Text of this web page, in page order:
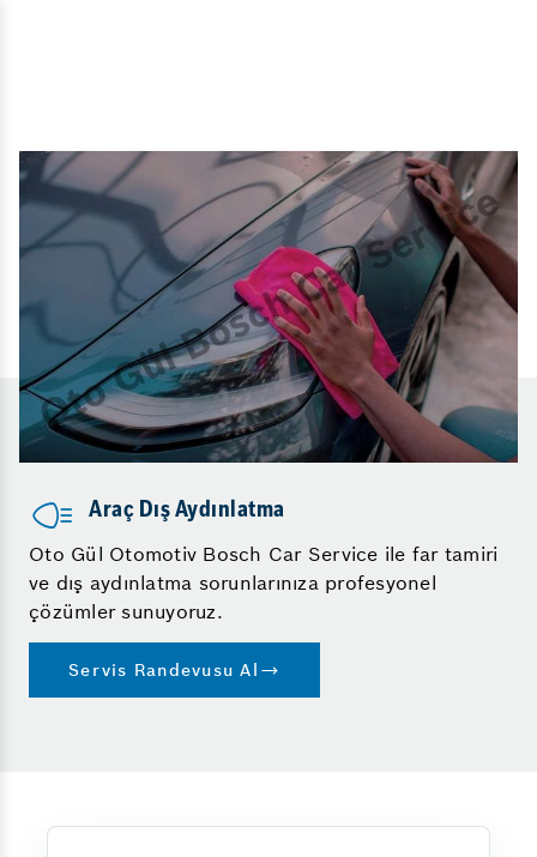
Araç Dış Aydınlatma
Oto Gül Otomotiv Bosch Car Service ile far tamiri
ve dış aydınlatma sorunlarınıza profesyonel
çözümler sunuyoruz.
Servis Randevusu Al